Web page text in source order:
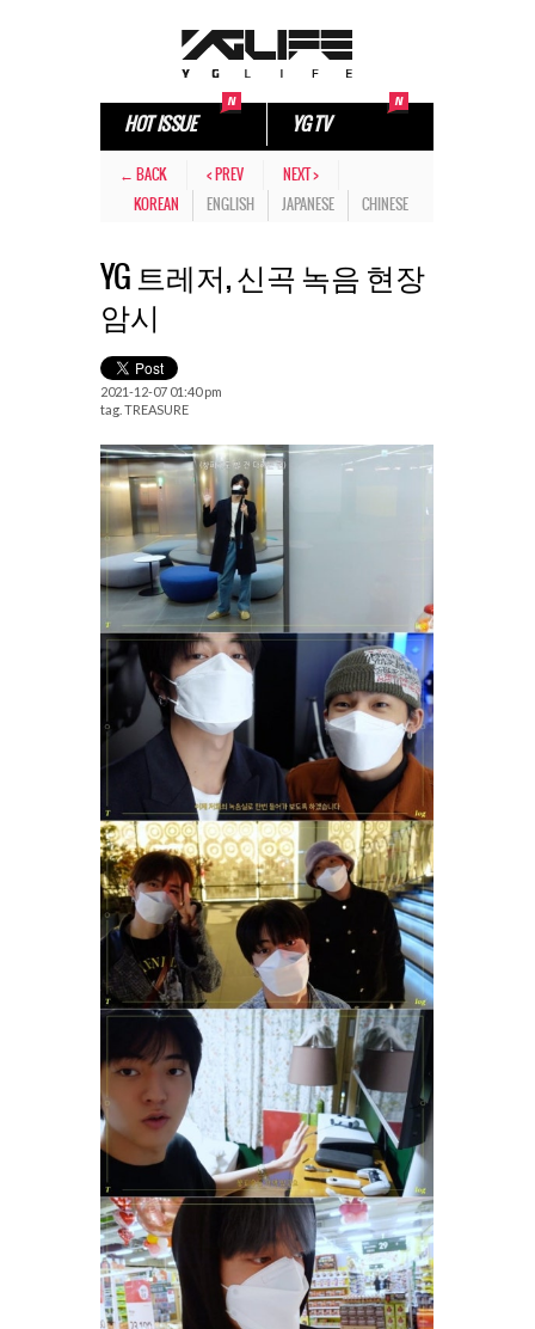
HOT ISSUE YG TV
← BACK < PREV
NEXT >
KOREAN
ENGLISH JAPANESE CHINESE
YG 트레저, 신곡 녹음 현장
암시
2021-12-07 01:40 pm
tag. TREASURE